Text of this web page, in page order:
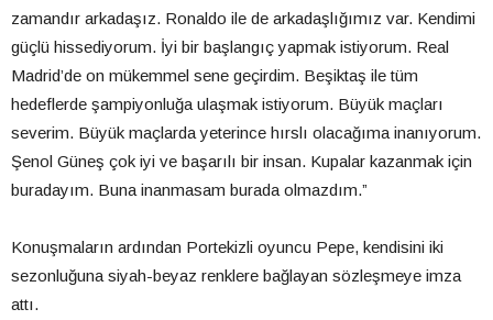
zamandır arkadaşız. Ronaldo ile de arkadaşlığımız var. Kendimi
güçlü hissediyorum. İyi bir başlangıç yapmak istiyorum. Real
Madrid’de on mükemmel sene geçirdim. Beşiktaş ile tüm
hedeflerde şampiyonluğa ulaşmak istiyorum. Büyük maçları
severim. Büyük maçlarda yeterince hırslı olacağıma inanıyorum.
Şenol Güneş çok iyi ve başarılı bir insan. Kupalar kazanmak için
buradayım. Buna inanmasam burada olmazdım.”
Konuşmaların ardından Portekizli oyuncu Pepe, kendisini iki
sezonluğuna siyah-beyaz renklere bağlayan sözleşmeye imza
attı.